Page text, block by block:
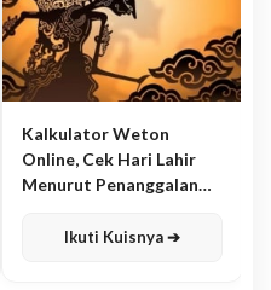
Kalkulator Weton
Online, Cek Hari Lahir
Menurut Penanggalan
Ikuti Kuisnya ➔